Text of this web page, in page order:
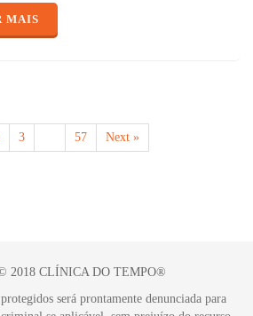
MAIS
3 57 Next »
2018 CLÍNICA DO TEMPO®
será prontamente denunciada para